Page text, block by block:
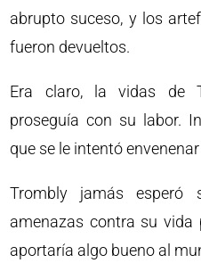
abrupto suceso, y los
fueron devueltos.
Era claro, la vidas de
proseguía con su labor.
que se le intentó
Trombly jamás esperó
amenazas contra su
aportaría algo bueno al